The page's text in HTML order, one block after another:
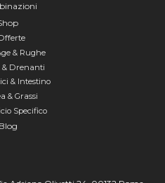
& Rughe
& Drenanti
& Intestino
& Grassi
Specifico
Blog